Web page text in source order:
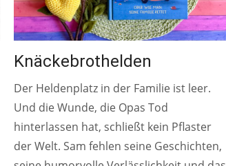
Knäckebrothelden
Der Heldenplatz in der Familie ist leer.
Und die Wunde, die Opas Tod
hinterlassen hat, schließt kein Pflaster
der Welt. Sam fehlen seine Geschichten,